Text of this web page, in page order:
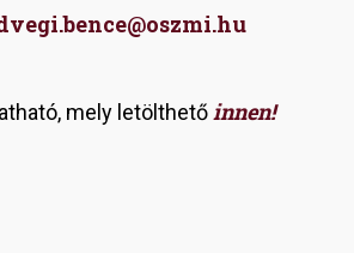
mely letölthetőinnen!